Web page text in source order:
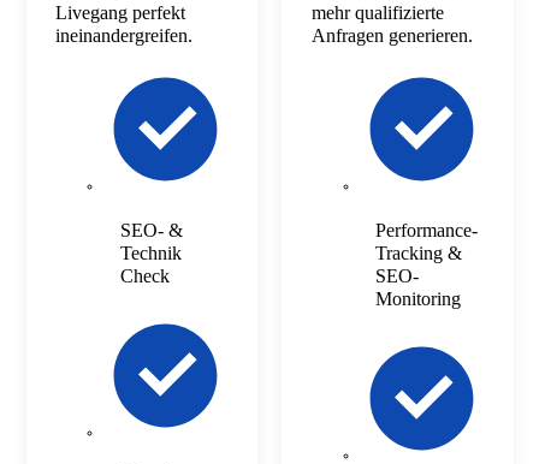
Livegang perfekt
ineinandergreifen.
SEO- &
Technik
Check
mehr qualifizierte
Anfragen generieren.
Performance-
Tracking &
SEO-
Monitoring